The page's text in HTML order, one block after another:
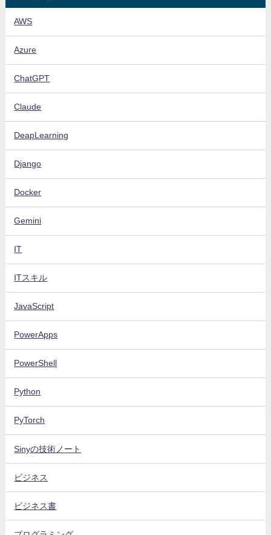
AWS
Azure
ChatGPT
Claude
DeapLearning
Django
Docker
Gemini
IT
ITスキル
JavaScript
PowerApps
PowerShell
Python
PyTorch
Sinyの技術ノート
ビジネス
ビジネス書